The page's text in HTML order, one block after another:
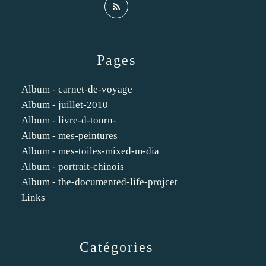
Catégories
Pages
Album - carnet-de-voyage
Album - juillet-2010
Album - livre-d-tourn-
Album - mes-peintures
Album - mes-toiles-mixed-m-dia
Album - portrait-chinois
Album - the-documented-life-projcet
Links